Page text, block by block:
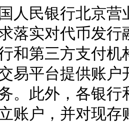
民银行北京营
落实对代币发
和第三方支付
易平台提供账
。此外，各银
账户，并对现